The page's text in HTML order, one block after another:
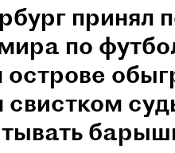
принял
по